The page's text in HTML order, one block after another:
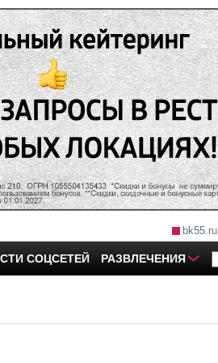
bk55.ru
СОЦСЕТЕЙ РАЗВЛЕЧЕНИЯ